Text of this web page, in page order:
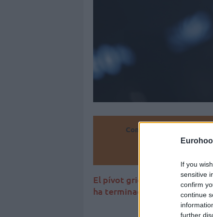
If you
sensitive
confirm
continue
further
Convierte
El pívot griego podría volver
ha terminado de funcionar